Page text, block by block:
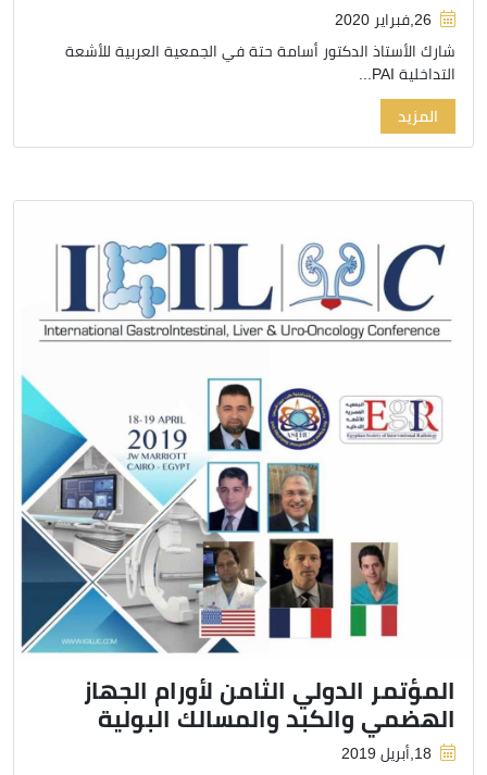
26,فبراير 2020
شارك الأستاذ الدكتور أسامة حتة في الجمعية العربية للأشعة
التداخلية PAI...
المزيد
المؤتمر الدولي الثامن لأورام الجهاز
الهضمي والكبد والمسالك البولية
18,أبريل 2019